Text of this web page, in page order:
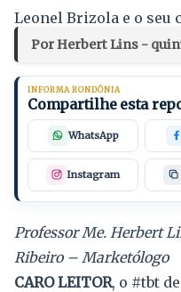
Leonel Brizola e o seu
Por Herbert Lins -
INFORMA RONDÔNIA
Compartilhe esta
WhatsApp
Instagram
Professor Me. Herbert
Ribeiro – Marketólogo
CARO LEITOR, o #tbt